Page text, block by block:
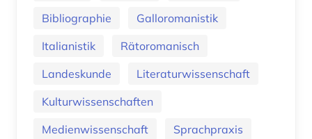
Bibliographie
Galloromanistik
Italianistik
Rätoromanisch
Landeskunde
Literaturwissenschaft
Kulturwissenschaften
Medienwissenschaft
Sprachpraxis